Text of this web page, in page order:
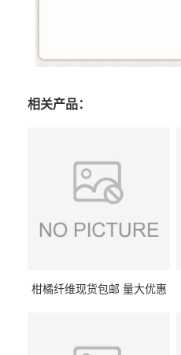
相关产品：
柑橘纤维现货包邮 量大优惠